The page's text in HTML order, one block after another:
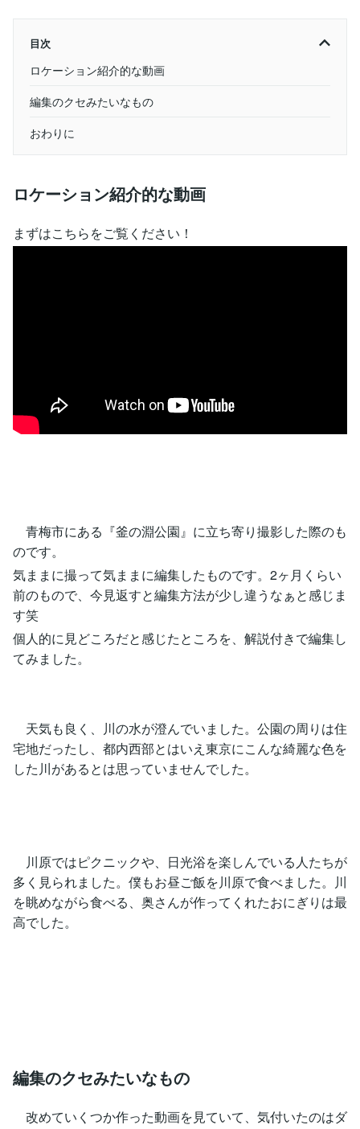
目次
ロケーション紹介的な動画
編集のクセみたいなもの
おわりに
ロケーション紹介的な動画
まずはこちらをご覧ください！
青梅市にある『釜の淵公園』に立ち寄り撮影した際のも
のです。
気ままに撮って気ままに編集したものです。2ヶ月くらい
前のもので、今見返すと編集方法が少し違うなぁと感じま
す笑
個人的に見どころだと感じたところを、解説付きで編集し
てみました。
天気も良く、川の水が澄んでいました。公園の周りは住
宅地だったし、都内西部とはいえ東京にこんな綺麗な色を
した川があるとは思っていませんでした。
川原ではピクニックや、日光浴を楽しんでいる人たちが
多く見られました。僕もお昼ご飯を川原で食べました。川
を眺めながら食べる、奥さんが作ってくれたおにぎりは最
高でした。
編集のクセみたいなもの
改めていくつか作った動画を見ていて、気付いたのはダ